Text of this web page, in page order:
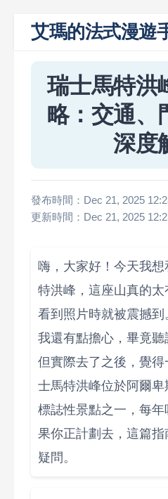
艾瑪的法式漫遊
瑞士馬特洪
略：交通、
深度
發布時間：Dec 21, 2025
更新時間：Dec 21, 2025
嗨，大家好！今天我
特洪峰，這座山真的
看到照片時就被震撼
我還有點擔心，畢竟聽
但實際去了之後，覺
士馬特洪峰位於阿爾
標誌性景點之一，每
果你正計劃去，這篇
疑問。